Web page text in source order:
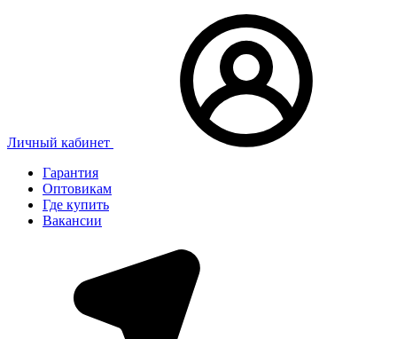
Личный кабинет
Гарантия
Оптовикам
Где купить
Вакансии